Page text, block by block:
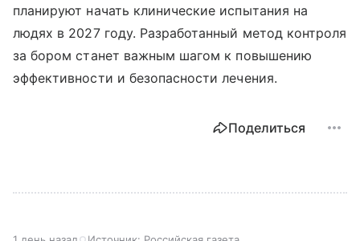
планируют начать клинические испытания на
людях в 2027 году. Разработанный метод контроля
за бором станет важным шагом к повышению
эффективности и безопасности лечения.
Поделиться